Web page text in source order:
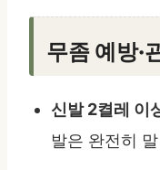
무좀 예방·
신발 2켤레 이
발은 완전히